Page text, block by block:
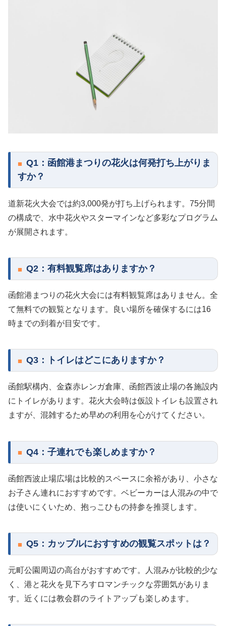
Q1：函館港まつりの花火は何発打ち上がりま
すか？
道新花火大会では約3,000発が打ち上げられます。75分間
の構成で、水中花火やスターマインなど多彩なプログラム
が展開されます。
Q2：有料観覧席はありますか？
函館港まつりの花火大会には有料観覧席はありません。全
て無料での観覧となります。良い場所を確保するには16
時までの到着が目安です。
Q3：トイレはどこにありますか？
函館駅構内、金森赤レンガ倉庫、函館西波止場の各施設内
にトイレがあります。花火大会時は仮設トイレも設置され
ますが、混雑するため早めの利用を心がけてください。
Q4：子連れでも楽しめますか？
函館西波止場広場は比較的スペースに余裕があり、小さな
お子さん連れにおすすめです。ベビーカーは人混みの中で
は使いにくいため、抱っこひもの持参を推奨します。
Q5：カップルにおすすめの観覧スポットは？
元町公園周辺の高台がおすすめです。人混みが比較的少な
く、港と花火を見下ろすロマンチックな雰囲気がありま
す。近くには教会群のライトアップも楽しめます。